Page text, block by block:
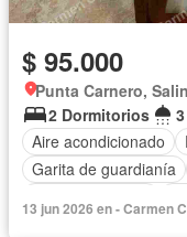
$ 95.000
Punta Carnero,
2 Dormitorios
Aire acondicionado
Garita de guardianía
Estacionamiento
13 jun 2026 en - Carmen